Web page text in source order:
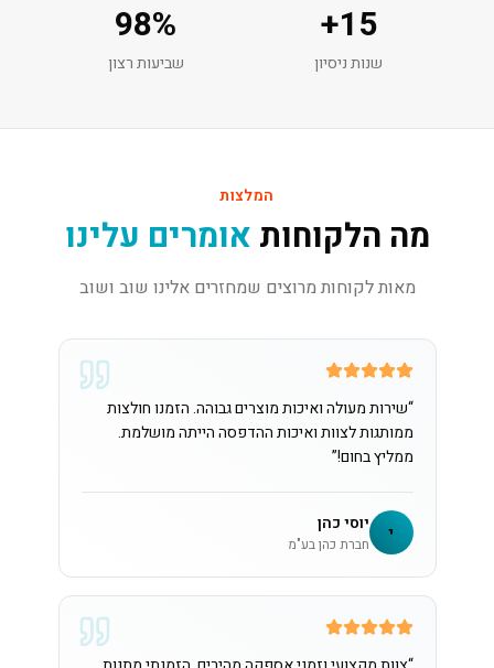
15
+
שנות ניסיון
98%
שביעות רצון
המלצות
מה הלקוחות אומרים עלינו
מאות לקוחות מרוצים שמחזרים אלינו שוב ושוב
“שירות מעולה ואיכות מוצרים גבוהה. הזמנו חולצות
ממותגות לצוות ואיכות ההדפסה הייתה מושלמת.
ממליץ בחום!”
י יוסי כהן
חברת כהן בע"מ